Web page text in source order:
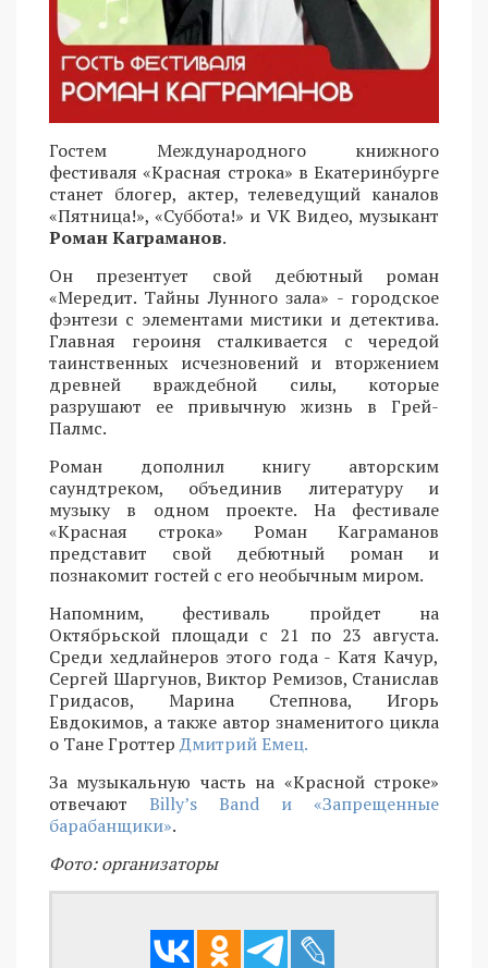
Гостем Международного книжного
фестиваля «Красная строка» в Екатеринбурге
станет блогер, актер, телеведущий каналов
«Пятница!», «Суббота!» и VK Видео, музыкант
Роман Каграманов.
Он презентует свой дебютный роман
«Мередит. Тайны Лунного зала» - городское
фэнтези с элементами мистики и детектива.
Главная героиня сталкивается с чередой
таинственных исчезновений и вторжением
древней враждебной силы, которые
разрушают ее привычную жизнь в Грей-
Палмс.
Роман дополнил книгу авторским
саундтреком, объединив литературу и
музыку в одном проекте. На фестивале
«Красная строка» Роман Каграманов
представит свой дебютный роман и
познакомит гостей с его необычным миром.
Напомним, фестиваль пройдет на
Октябрьской площади с 21 по 23 августа.
Среди хедлайнеров этого года - Катя Качур,
Сергей Шаргунов, Виктор Ремизов, Станислав
Гридасов, Марина Степнова, Игорь
Евдокимов, а также автор знаменитого цикла
о Тане ГроттерДмитрий Емец.
За музыкальную часть на «Красной строке»
отвечают Billy’s Band и «Запрещенные
барабанщики».
Фото: организаторы